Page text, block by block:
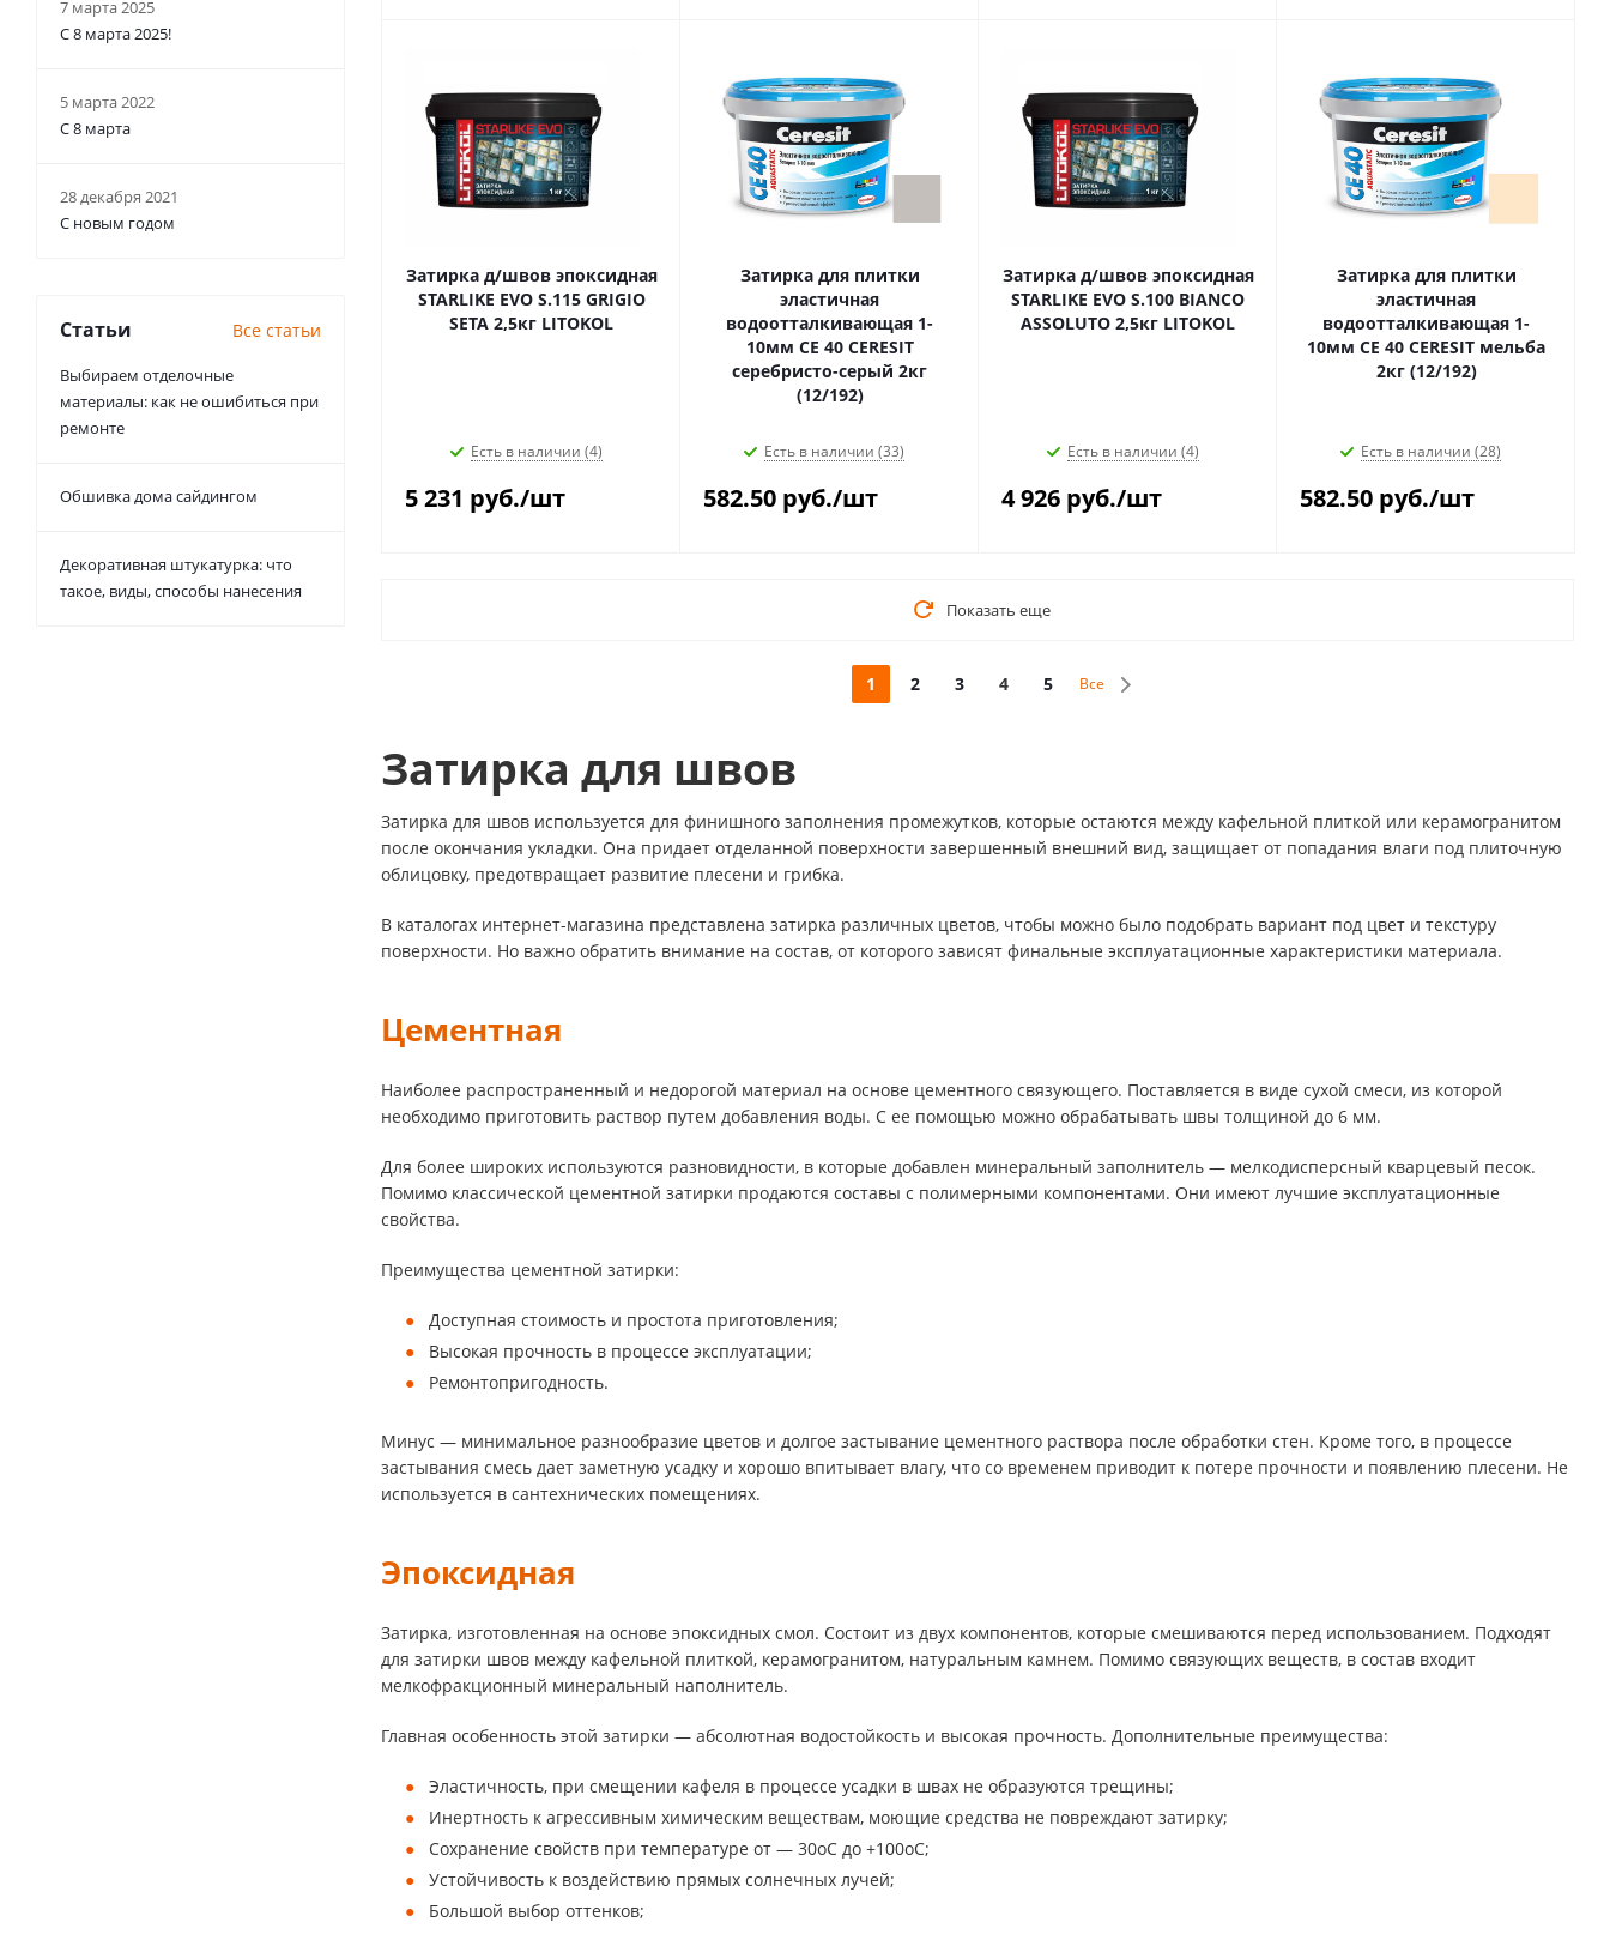
Затирка д/швов эпоксидная
STARLIKE EVO S.115 GRIGIO
SETA 2,5кг LITOKOL
Есть в наличии (4)
5 231 руб./шт
Затирка для плитки
эластичная
водоотталкивающая 1-
10мм CE 40 CERESIT
серебристо-серый 2кг
(12/192)
Есть в наличии (33)
582.50 руб./шт
Затирка д/швов эпоксидная
STARLIKE EVO S.100 BIANCO
ASSOLUTO 2,5кг LITOKOL
Есть в наличии (4)
4 926 руб./шт
Затирка для плитки
эластичная
водоотталкивающая 1-
10мм CE 40 CERESIT мельба
2кг (12/192)
Есть в наличии (28)
582.50 руб./шт
Показать еще
1 2 3 4 5 Все
Затирка для швов
Затирка для швов используется для финишного заполнения промежутков, которые остаются между кафельной плиткой или керамогранитом
после окончания укладки. Она придает отделанной поверхности завершенный внешний вид, защищает от попадания влаги под плиточную
облицовку, предотвращает развитие плесени и грибка.
В каталогах интернет-магазина представлена затирка различных цветов, чтобы можно было подобрать вариант под цвет и текстуру
поверхности. Но важно обратить внимание на состав, от которого зависят финальные эксплуатационные характеристики материала.
Цементная
Наиболее распространенный и недорогой материал на основе цементного связующего. Поставляется в виде сухой смеси, из которой
необходимо приготовить раствор путем добавления воды. С ее помощью можно обрабатывать швы толщиной до 6 мм.
Для более широких используются разновидности, в которые добавлен минеральный заполнитель — мелкодисперсный кварцевый песок.
Помимо классической цементной затирки продаются составы с полимерными компонентами. Они имеют лучшие эксплуатационные
свойства.
Преимущества цементной затирки:
Доступная стоимость и простота приготовления;
Высокая прочность в процессе эксплуатации;
Ремонтопригодность.
Минус — минимальное разнообразие цветов и долгое застывание цементного раствора после обработки стен. Кроме того, в процессе
застывания смесь дает заметную усадку и хорошо впитывает влагу, что со временем приводит к потере прочности и появлению плесени. Не
используется в сантехнических помещениях.
Эпоксидная
Затирка, изготовленная на основе эпоксидных смол. Состоит из двух компонентов, которые смешиваются перед использованием. Подходят
для затирки швов между кафельной плиткой, керамогранитом, натуральным камнем. Помимо связующих веществ, в состав входит
мелкофракционный минеральный наполнитель.
Главная особенность этой затирки — абсолютная водостойкость и высокая прочность. Дополнительные преимущества:
Эластичность, при смещении кафеля в процессе усадки в швах не образуются трещины;
Инертность к агрессивным химическим веществам, моющие средства не повреждают затирку;
Сохранение свойств при температуре от — 30оС до +100оС;
Устойчивость к воздействию прямых солнечных лучей;
Большой выбор оттенков;
7 марта 2025
С 8 марта 2025!
5 марта 2022
С 8 марта
28 декабря 2021
С новым годом
Статьи Все статьи
Выбираем отделочные
материалы: как не ошибиться при
ремонте
Обшивка дома сайдингом
Декоративная штукатурка: что
такое, виды, способы нанесения
Privacy notice